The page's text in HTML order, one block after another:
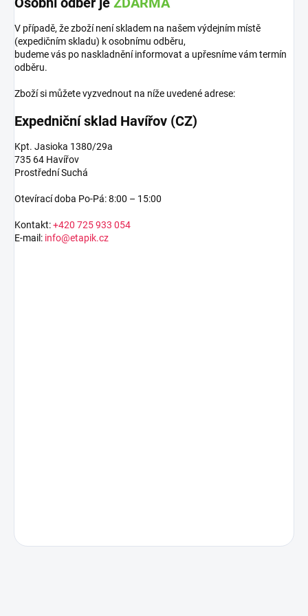
V případě, že zboží není skladem na našem výdejním místě
(expedičním skladu) k osobnímu odběru,
budeme vás po naskladnění informovat a upřesníme vám termín
odběru.
Zboží si můžete vyzvednout na níže uvedené adrese:
Expedniční sklad Havířov (CZ)
Kpt. Jasioka 1380/29a
735 64 Havířov
Prostřední Suchá
Otevírací doba Po-Pá: 8:00 – 15:00
Kontakt:+420 725 933 054
E-mail: info@etapik.cz